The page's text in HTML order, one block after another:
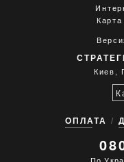
Киев,
ОПЛАТА
По